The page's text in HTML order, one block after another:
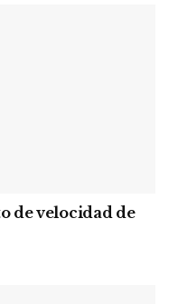
de velocidad de